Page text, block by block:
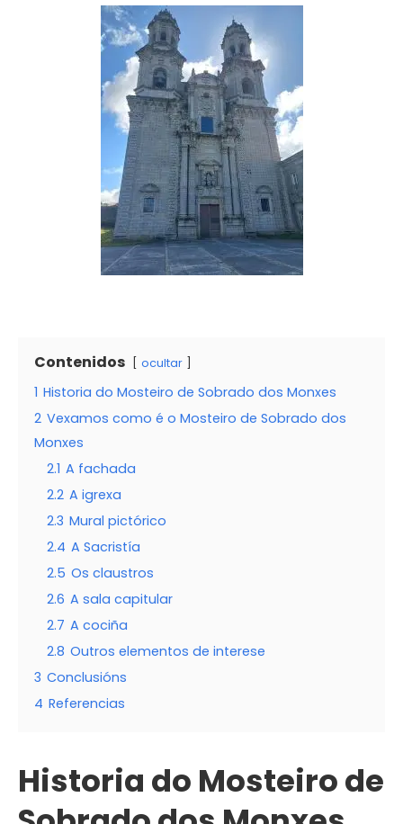
Contenidos ocultar
1 Historia do Mosteiro de Sobrado dos Monxes
2 Vexamos como é o Mosteiro de Sobrado dos
Monxes
2.1 A fachada
2.2 A igrexa
2.3 Mural pictórico
2.4 A Sacristía
2.5 Os claustros
2.6 A sala capitular
2.7 A cociña
2.8 Outros elementos de interese
3 Conclusións
4 Referencias
Historia do Mosteiro de